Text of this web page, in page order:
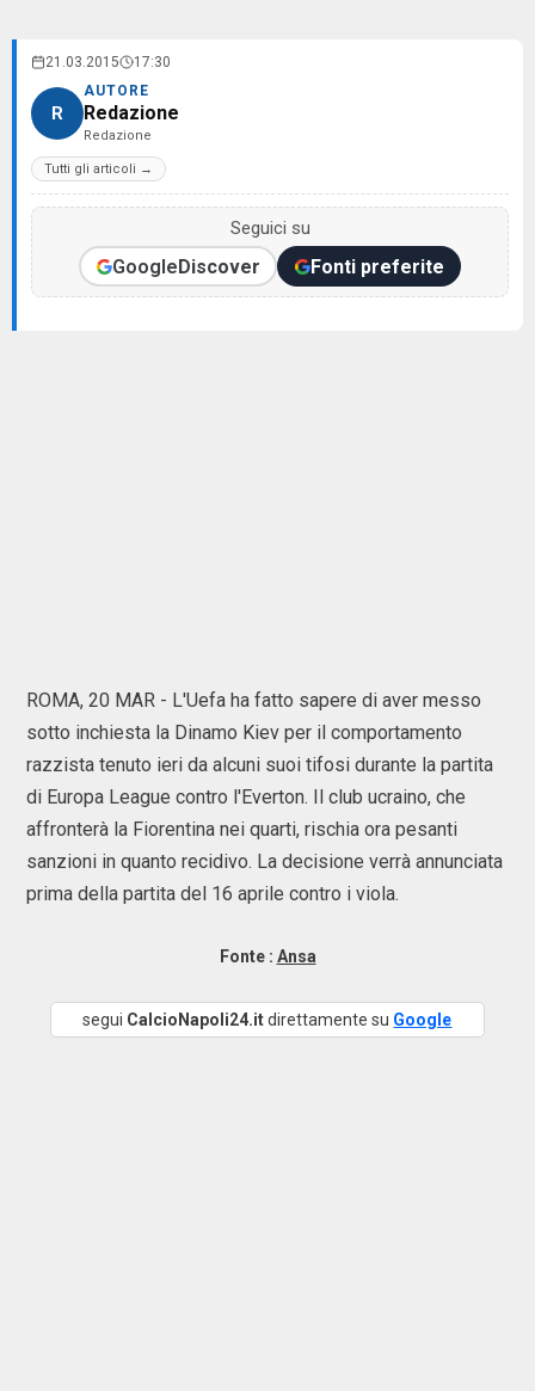
21.03.2015 17:30
R
AUTORE
Redazione
Redazione
Tutti gli articoli →
Seguici su
GoogleDiscover Fonti preferite
ROMA, 20 MAR - L'Uefa ha fatto sapere di aver messo
sotto inchiesta la Dinamo Kiev per il comportamento
razzista tenuto ieri da alcuni suoi tifosi durante la partita
di Europa League contro l'Everton. Il club ucraino, che
affronterà la Fiorentina nei quarti, rischia ora pesanti
sanzioni in quanto recidivo. La decisione verrà annunciata
prima della partita del 16 aprile contro i viola.
Fonte : Ansa
segui CalcioNapoli24.itdirettamente su Google